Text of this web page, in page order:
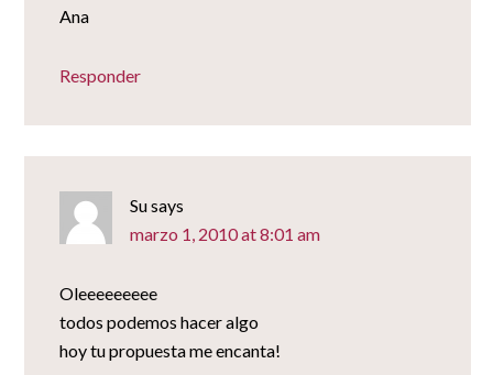
Ana
Responder
Susays
marzo 1, 2010 at 8:01 am
Oleeeeeeeee
todos podemos hacer algo
hoy tu propuesta me encanta!